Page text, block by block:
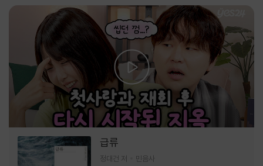
급류
정대건 저 민음사